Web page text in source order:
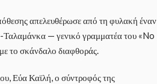
απελευθέρωσε από τη φυλακή έναν
Ταλαμάνκα — γενικό γραμματέα του «No
το σκάνδαλο διαφθοράς.
Εύα Καϊλή, ο σύντροφός της